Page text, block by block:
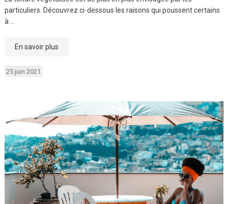
particuliers. Découvrez ci-dessous les raisons qui poussent certains
à …
En savoir plus
25 juin 2021